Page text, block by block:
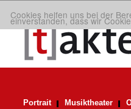
Cookies helfen uns bei der
einverstanden, dass wir
Portrait Musiktheater